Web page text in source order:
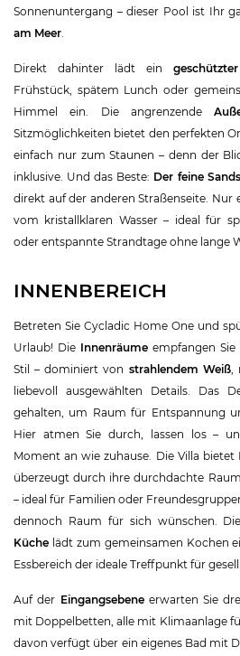
Sonnenuntergang – dieser Pool ist Ihr
am Meer
Direkt dahinter lädt ein
Frühstück, spätem Lunch oder
Himmel ein. Die angrenzende
Sitzmöglichkeiten bietet den perfekten
einfach nur zum Staunen – denn der
inklusive. Und das Beste: Der feine
direkt auf der anderen Straßenseite. Nur
vom kristallklaren Wasser – ideal für
oder entspannte Strandtage ohne lange
INNENBEREICH
Betreten Sie Cycladic Home One und
Urlaub! Die Innenräume empfangen
Stil – dominiert von strahlendem Weiß,
liebevoll ausgewählten Details. Das
gehalten, um Raum für Entspannung
Hier atmen Sie durch, lassen los –
Moment an wie zuhause. Die Villa bietet
überzeugt durch ihre durchdachte
– ideal für Familien oder
dennoch Raum für sich wünschen.
Küche lädt zum gemeinsamen Kochen
Essbereich der ideale Treffpunkt für
Auf der Eingangsebeneerwarten Sie
mit Doppelbetten, alle mit Klimaanlage
davon verfügt über ein eigenes Bad mit